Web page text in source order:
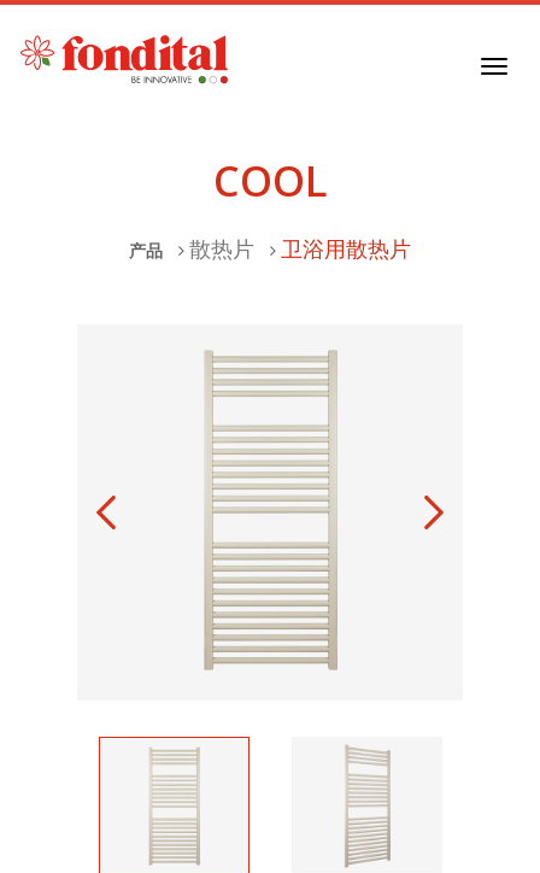
COOL
产品 散热片 卫浴用散热片